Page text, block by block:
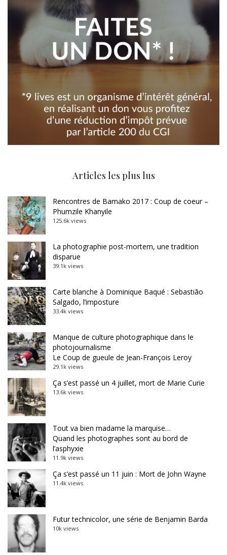
Articles les plus lus
Rencontres de Bamako 2017 : Coup de coeur –
Phumzile Khanyile
125.6k views
La photographie post-mortem, une tradition
disparue
39.1k views
Carte blanche à Dominique Baqué : Sebastião
Salgado, l’imposture
33.4k views
Manque de culture photographique dans le
photojournalisme
Le Coup de gueule de Jean-François Leroy
29.1k views
Ça s’est passé un 4 juillet, mort de Marie Curie
13.6k views
Tout va bien madame la marquise…
Quand les photographes sont au bord de
l’asphyxie
11.9k views
Ça s’est passé un 11 juin : Mort de John Wayne
11.4k views
Futur technicolor, une série de Benjamin Barda
10k views